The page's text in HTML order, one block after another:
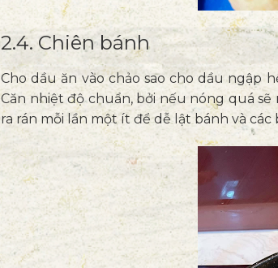
2.4. Chiên bánh
Cho dầu ăn vào chảo sao cho dầu ngập
Căn nhiệt độ chuẩn, bởi nếu nóng quá sẽ
ra rán mỗi lần một ít để dễ lật bánh và